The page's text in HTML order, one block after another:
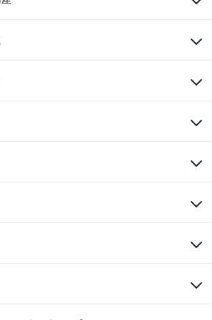
文
ディア
報
室
ョン
ション
資
（賃貸）
すWeb」
メディアポリシー
金融商品取引専用の相談・お問い合わせ窓口）